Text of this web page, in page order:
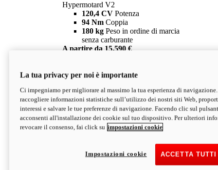
Hypermotard V2
120,4 CV Potenza
94 Nm Coppia
180 kg Peso in ordine di marcia
senza carburante
A partire da 15.590 €
V2 SP
Hypermotard V2 SP
120,4 CVPotenza
94 NmCoppia
177 kgPeso in ordine di marcia
senza carburante
Depotenziata 35 kW: 18.890 € i
configura scopri di più
La tua privacy per noi è importante
Ci impegniamo per migliorare al massimo la tua esperienza di
raccogliere informazioni statistiche sull’utilizzo dei nostri siti Web,
interessi e salvare le tue preferenze di navigazione. Facendo clic sul
acconsenti all'installazione dei cookie sul tuo dispositivo. Per ulteriori
revocare il consenso, fai click su impostazioni cookie
ACCETTA
Impostazioni cookie